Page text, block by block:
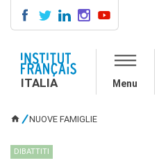
CORSI DI
CERTIFICAZIONI
ITALIA Menu
NUOVE FAMIGLIE
DIBATTITI